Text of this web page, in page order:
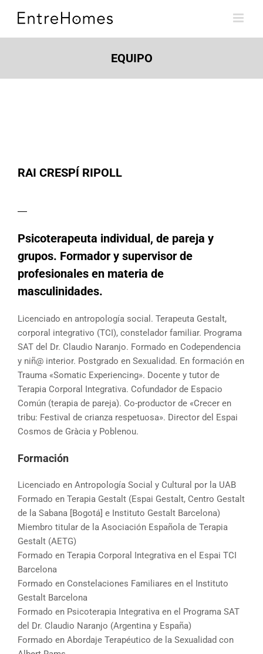
EQUIPO
RAI CRESPÍ RIPOLL
Psicoterapeuta individual, de pareja y
grupos. Formador y supervisor de
profesionales en materia de
masculinidades.
Licenciado en antropología social. Terapeuta Gestalt,
corporal integrativo (TCI), constelador familiar. Programa
SAT del Dr. Claudio Naranjo. Formado en Codependencia
y niñ@ interior. Postgrado en Sexualidad. En formación en
Trauma «Somatic Experiencing». Docente y tutor de
Terapia Corporal Integrativa. Cofundador de Espacio
Común (terapia de pareja). Co-productor de «Crecer en
tribu: Festival de crianza respetuosa». Director del Espai
Cosmos de Gràcia y Poblenou.
Formación
Licenciado en Antropología Social y Cultural por la UAB
Formado en Terapia Gestalt (Espai Gestalt, Centro Gestalt
de la Sabana [Bogotá] e Instituto Gestalt Barcelona)
Miembro titular de la Asociación Española de Terapia
Gestalt (AETG)
Formado en Terapia Corporal Integrativa en el Espai TCI
Barcelona
Formado en Constelaciones Familiares en el Instituto
Gestalt Barcelona
Formado en Psicoterapia Integrativa en el Programa SAT
del Dr. Claudio Naranjo (Argentina y España)
Formado en Abordaje Terapéutico de la Sexualidad con